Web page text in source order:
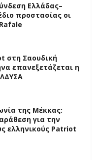
Ελλάδας–
προστασίας οι
στη Σαουδική
επανεξετάζεται η
της Μέκκας:
για την
ελληνικούς Patriot